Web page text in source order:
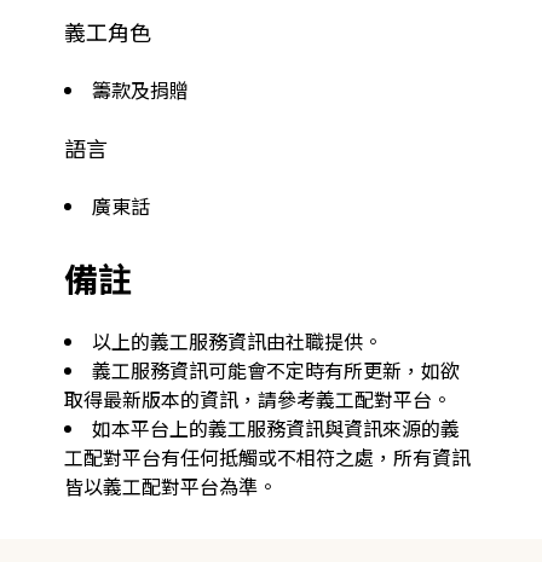
義工角色
籌款及捐贈
語言
廣東話
備註
以上的義工服務資訊由社職提供。
義工服務資訊可能會不定時有所更新，如欲
取得最新版本的資訊，請參考義工配對平台。
如本平台上的義工服務資訊與資訊來源的義
工配對平台有任何抵觸或不相符之處，所有資訊
皆以義工配對平台為準。